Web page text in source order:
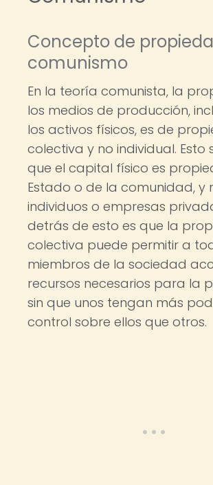
Concepto de
comunismo
En la teoría comunista, la
los medios de producción,
los activos físicos, es de
colectiva y no individual. Esto
que el capital físico es
Estado o de la comunidad, y
individuos o empresas
detrás de esto es que la
colectiva puede permitir a
miembros de la sociedad
recursos necesarios para la
sin que unos tengan más
control sobre ellos que otros.